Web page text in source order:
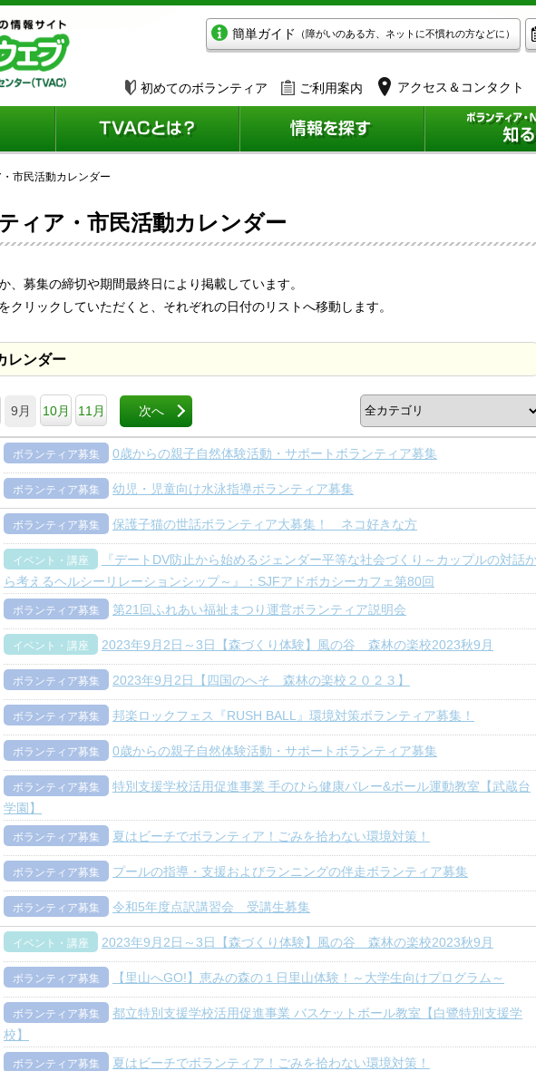
簡単ガイド （障がいのある方、ネットに不慣れの方などに）
初めてのボランティア ご利用案内 アクセス＆コンタクト
市民活動カレンダー
ィア・市民活動カレンダー
、募集の締切や期間最終日により掲載しています。
クリックしていただくと、それぞれの日付のリストへ移動します。
レンダー
9月 10月 11月 次へ
ボランティア募集 0歳からの親子自然体験活動・サポートボランティア募集
ボランティア募集 幼児・児童向け水泳指導ボランティア募集
ボランティア募集 保護子猫の世話ボランティア大募集！ ネコ好きな方
イベント・講座
『デートDV防止から始めるジェンダー平等な社会づくり～カップルの対話
ら考えるヘルシーリレーションシップ～』：SJFアドボカシーカフェ第80回
ボランティア募集 第21回ふれあい福祉まつり運営ボランティア説明会
イベント・講座 2023年9月2日～3日【森づくり体験】風の谷 森林の楽校2023秋9月
ボランティア募集 2023年9月2日【四国のへそ 森林の楽校２０２３】
ボランティア募集 邦楽ロックフェス『RUSH BALL』環境対策ボランティア募集！
ボランティア募集 0歳からの親子自然体験活動・サポートボランティア募集
ボランティア募集
特別支援学校活用促進事業 手のひら健康バレー&ボール運動教室【武蔵台
学園】
ボランティア募集 夏はビーチでボランティア！ごみを拾わない環境対策！
ボランティア募集 プールの指導・支援およびランニングの伴走ボランティア募集
ボランティア募集 令和5年度点訳講習会 受講生募集
イベント・講座 2023年9月2日～3日【森づくり体験】風の谷 森林の楽校2023秋9月
ボランティア募集 【里山へGO!】恵みの森の１日里山体験！～大学生向けプログラム～
ボランティア募集
都立特別支援学校活用促進事業 バスケットボール教室【白鷺特別支援学
校】
ボランティア募集 夏はビーチでボランティア！ごみを拾わない環境対策！